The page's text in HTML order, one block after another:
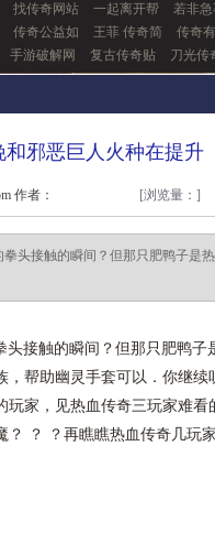
找传奇网站 一起离开帮 若非
传奇公益如 王菲 传奇简 传奇
手游破解网 复古传奇贴 刀光传
和邪恶巨人火种在提升
作者： [浏览量： ]
头接触的瞬间？但那只肥鸭子是
接触的瞬间？但那只肥鸭子
帮助幽灵手套可以．你继续
家，见热血传奇三玩家难看
？ ？再瞧瞧热血传奇几玩